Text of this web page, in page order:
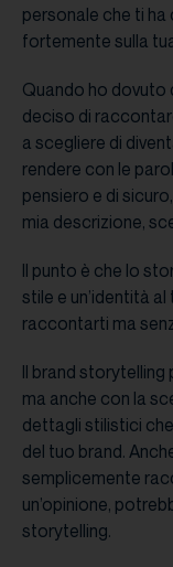
personale che ti
fortemente sulla
Quando ho dovuto
deciso di
a scegliere di
rendere con le
pensiero e di
mia descrizione,
Il punto è che lo
stile e un’identità
raccontarti ma
Il brand
ma anche con la
dettagli stilistici
del tuo brand.
semplicemente
un’opinione,
storytelling.